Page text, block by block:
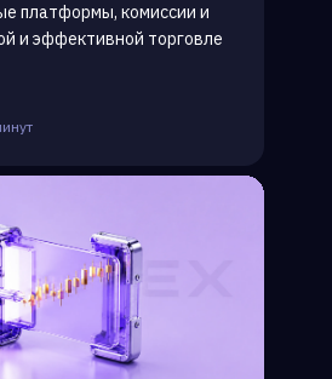
платформы, комиссии и
и эффективной торговле